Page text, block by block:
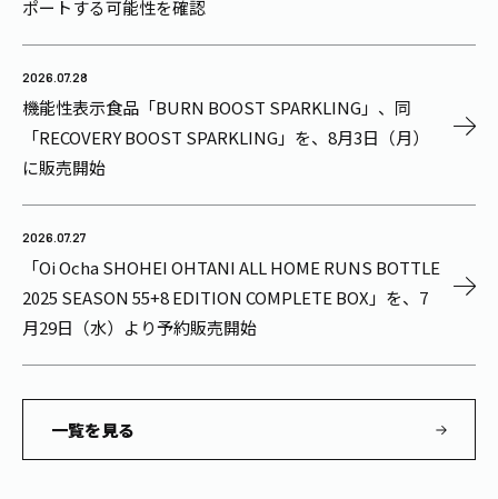
ポートする可能性を確認
2026.07.28
機能性表示食品「BURN BOOST SPARKLING」、同
「RECOVERY BOOST SPARKLING」を、8月3日（月）
に販売開始
2026.07.27
「Oi Ocha SHOHEI OHTANI ALL HOME RUNS BOTTLE
2025 SEASON 55+8 EDITION COMPLETE BOX」を、7
月29日（水）より予約販売開始
一覧を見る